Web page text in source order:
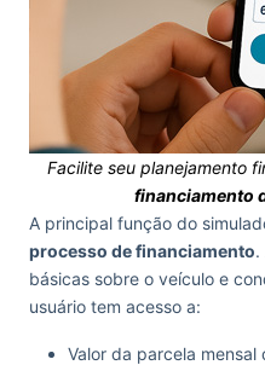
Facilite seu planejamento
financiamento
A principal função do
processo de financiamento.
básicas sobre o veículo e
usuário tem acesso a:
Valor da parcela